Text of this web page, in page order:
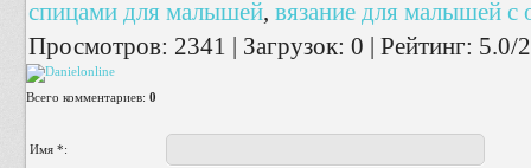
спицами для малышей, вязание для малышей с
Просмотров: 2341 | Загрузок: 0 | Рейтинг: 5.0/2
Всего комментариев: 0
Имя *: